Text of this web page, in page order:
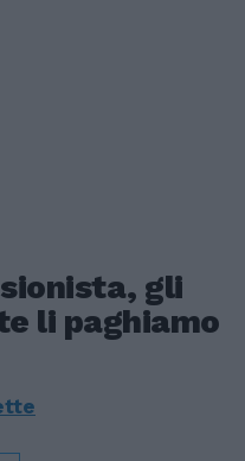
gli
li paghiamo